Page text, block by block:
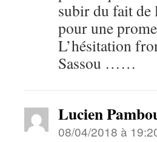
subir du fait de
pour une
L’hésitation
Sassou ……
Lucien
08/04/2018 à